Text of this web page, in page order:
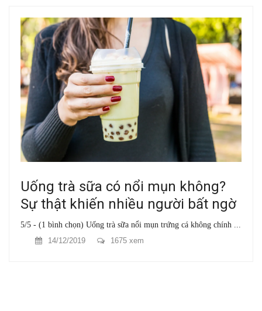
Uống trà sữa có nổi mụn không?
Sự thật khiến nhiều người bất ngờ
5/5 - (1 bình chọn) Uống trà sữa nổi mụn trứng cá không chính ...
14/12/2019
1675 xem